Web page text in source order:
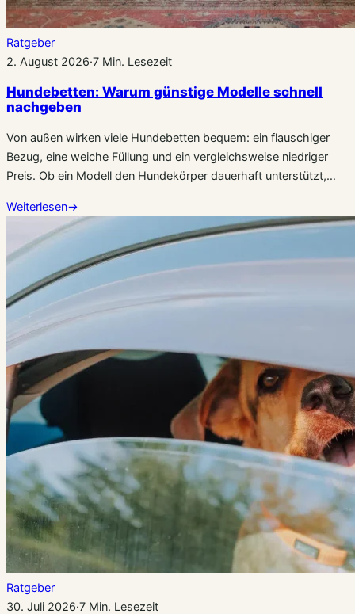
Ratgeber
2. August 2026·7 Min. Lesezeit
Hundebetten: Warum günstige Modelle schnell
nachgeben
Von außen wirken viele Hundebetten bequem: ein flauschiger
Bezug, eine weiche Füllung und ein vergleichsweise niedriger
Preis. Ob ein Modell den Hundekörper dauerhaft unterstützt,…
Weiterlesen→
Ratgeber
30. Juli 2026·7 Min. Lesezeit